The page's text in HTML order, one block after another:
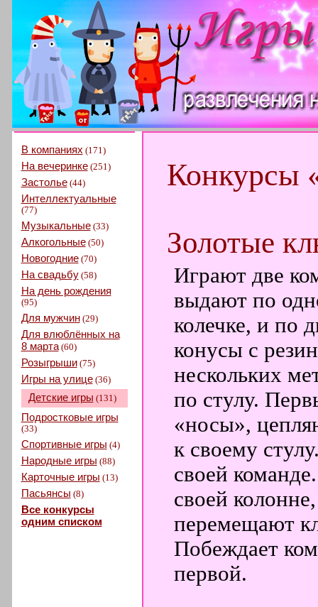
В компаниях (171)
На вечеринке(251)
Застолье(44)
Интеллектуальные
(77)
Музыкальные(33)
Алкогольные(50)
Новогодние(70)
На свадьбу(58)
На день рождения
(95)
Для мужчин(29)
Для влюблённых на
8 марта(60)
Розыгрыши(75)
Игры на улице(36)
Детские игры (131)
Подростковые игры
(33)
Спортивные игры (4)
Народные игры (88)
Карточные игры (13)
Пасьянсы (8)
Все конкурсы
одним списком
Конкурсы
Золотые
Играют две
выдают по
колечке, и по
конусы с
нескольких
по стулу.
«носы»,
к своему
своей
своей
перемещают
Побеждает
первой.